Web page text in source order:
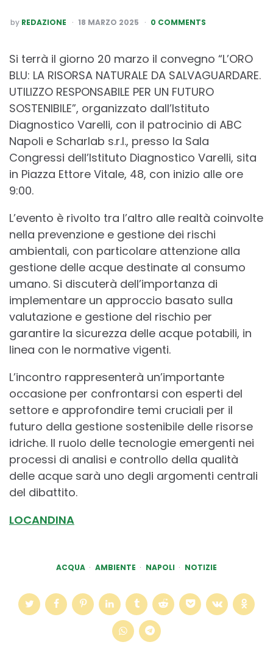
POSTED
BY
by REDAZIONE 18 MARZO 2025 0 COMMENTS
Si terrà il giorno 20 marzo il convegno “L’ORO
BLU: LA RISORSA NATURALE DA SALVAGUARDARE.
UTILIZZO RESPONSABILE PER UN FUTURO
SOSTENIBILE”, organizzato dall’Istituto
Diagnostico Varelli, con il patrocinio di ABC
Napoli e Scharlab s.r.l., presso la Sala
Congressi dell’Istituto Diagnostico Varelli, sita
in Piazza Ettore Vitale, 48, con inizio alle ore
9:00.
L’evento è rivolto tra l’altro alle realtà coinvolte
nella prevenzione e gestione dei rischi
ambientali, con particolare attenzione alla
gestione delle acque destinate al consumo
umano. Si discuterà dell’importanza di
implementare un approccio basato sulla
valutazione e gestione del rischio per
garantire la sicurezza delle acque potabili, in
linea con le normative vigenti.
L’incontro rappresenterà un’importante
occasione per confrontarsi con esperti del
settore e approfondire temi cruciali per il
futuro della gestione sostenibile delle risorse
idriche. Il ruolo delle tecnologie emergenti nei
processi di analisi e controllo della qualità
delle acque sarà uno degli argomenti centrali
del dibattito.
LOCANDINA
ACQUA AMBIENTE NAPOLI NOTIZIE